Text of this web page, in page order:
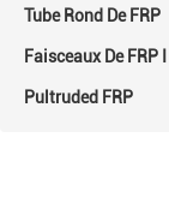
Tube Rond De FRP
Faisceaux De FRP I
Pultruded FRP